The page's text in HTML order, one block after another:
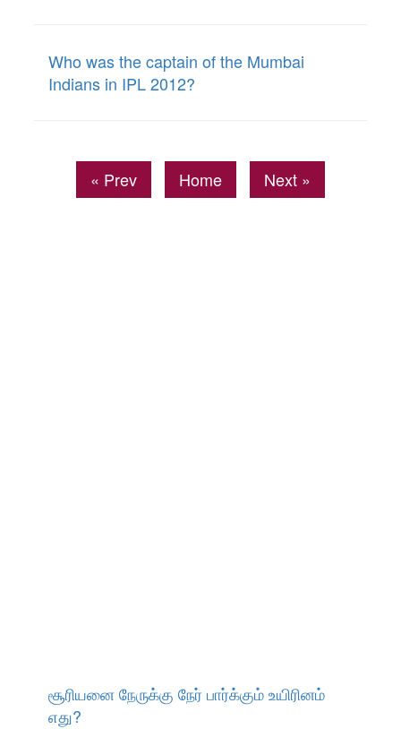
Who was the captain of the Mumbai
Indians in IPL 2012?
« Prev Home Next »
சூரியனை நேருக்கு நேர் பார்க்கும் உயிரினம்
எது?